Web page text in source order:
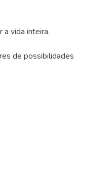
vida inteira.
de possibilidades